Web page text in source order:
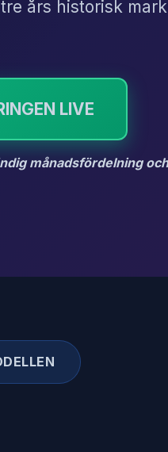
års historisk
LIVE
månadsfördelning